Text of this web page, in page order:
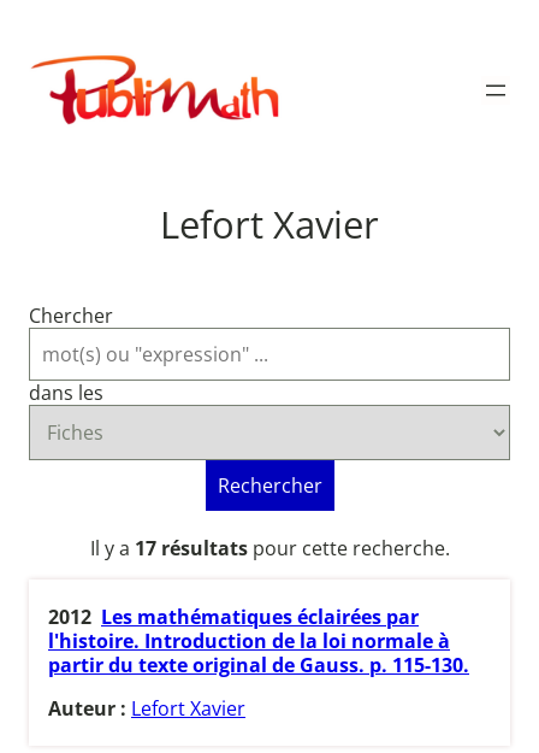
contenu
Publimath
Lefort Xavier
Chercher
dans les
Rechercher
Il y a 17 résultatspour cette recherche.
2012 Les mathématiques éclairées par
l'histoire. Introduction de la loi normale à
partir du texte original de Gauss. p. 115-130.
Auteur : Lefort Xavier